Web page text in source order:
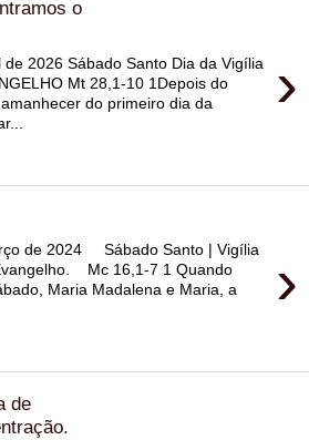
o
›
de 2026 Sábado Santo Dia da Vigília
Mt 28,1-10 1Depois do
do primeiro dia da
›
de 2024 Sábado Santo | Vigília
Mc 16,1-7 1 Quando
Maria Madalena e Maria, a
de